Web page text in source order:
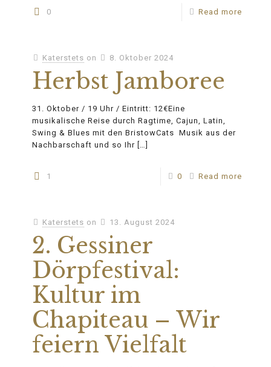
0 Read more
Katerstets on 8. Oktober 2024
Herbst Jamboree
31. Oktober / 19 Uhr / Eintritt: 12€Eine
musikalische Reise durch Ragtime, Cajun, Latin,
Swing & Blues mit den BristowCats Musik aus der
Nachbarschaft und so Ihr […]
1 0 Read more
Katerstets on 13. August 2024
2. Gessiner
Dörpfestival:
Kultur im
Chapiteau – Wir
feiern Vielfalt